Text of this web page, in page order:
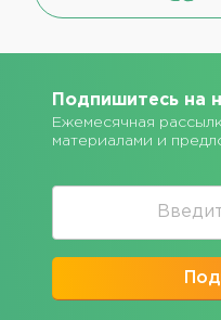
Подпишитесь на
Ежемесячная
материалами и